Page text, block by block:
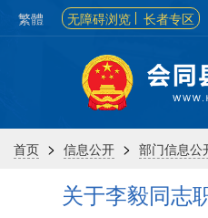
繁體 无障碍浏览 长者专区
首页 > 信息公开 > 部门信息公
关于李毅同志